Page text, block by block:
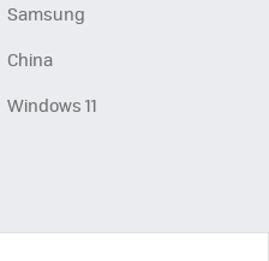
Samsung
China
Windows 11